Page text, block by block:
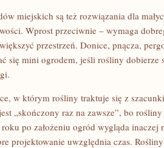
miejskich są też rozwiązania dla
Wprost przeciwnie – wymaga
przestrzeń. Donice, pnącza,
się mini ogrodem, jeśli rośliny dobierze
w którym rośliny traktuje się z
„skończony raz na zawsze”, bo
po założeniu ogród wygląda inaczej
projektowanie uwzględnia czas.